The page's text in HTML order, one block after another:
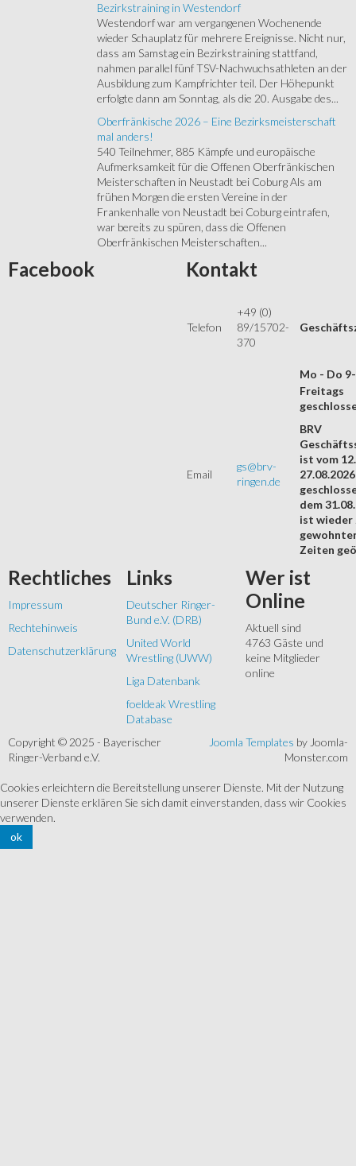
Bezirkstraining in Westendorf
Westendorf war am vergangenen Wochenende
wieder Schauplatz für mehrere Ereignisse. Nicht nur,
dass am Samstag ein Bezirkstraining stattfand,
nahmen parallel fünf TSV-Nachwuchsathleten an der
Ausbildung zum Kampfrichter teil. Der Höhepunkt
erfolgte dann am Sonntag, als die 20. Ausgabe des...
Oberfränkische 2026 – Eine Bezirksmeisterschaft
mal anders!
540 Teilnehmer, 885 Kämpfe und europäische
Aufmerksamkeit für die Offenen Oberfränkischen
Meisterschaften in Neustadt bei Coburg Als am
frühen Morgen die ersten Vereine in der
Frankenhalle von Neustadt bei Coburg eintrafen,
war bereits zu spüren, dass die Offenen
Oberfränkischen Meisterschaften...
Facebook Kontakt
Telefon
+49 (0)
89/15702-
370
Mo - Do
Email
gs@brv-
ringen.de
Freitags
BRV
ist vom
27.08.2026
dem
ist wieder
Zeiten
Rechtliches
Impressum
Rechtehinweis
Datenschutzerklärung
Links
Deutscher Ringer-
Bund e.V. (DRB)
United World
Wrestling (UWW)
Liga Datenbank
foeldeak Wrestling
Database
Wer ist
Online
Aktuell sind
4763 Gäste und
keine Mitglieder
online
Copyright © 2025 - Bayerischer
Ringer-Verband e.V.
Joomla Templates by Joomla-
Monster.com
Cookies erleichtern die Bereitstellung unserer Dienste. Mit der Nutzung
unserer Dienste erklären Sie sich damit einverstanden, dass wir Cookies
verwenden.
ok